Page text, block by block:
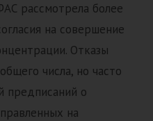
рассмотрела более
на совершение
Отказы
числа, но часто
предписаний о
на